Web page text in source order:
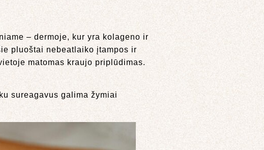
– dermoje, kur yra kolageno ir
pluoštai nebeatlaiko įtampos ir
matomas kraujo priplūdimas.
sureagavus galima žymiai